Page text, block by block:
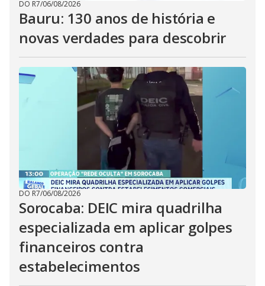
DO R7/06/08/2026
Bauru: 130 anos de história e
novas verdades para descobrir
DO R7/06/08/2026
Sorocaba: DEIC mira quadrilha
especializada em aplicar golpes
financeiros contra
estabelecimentos